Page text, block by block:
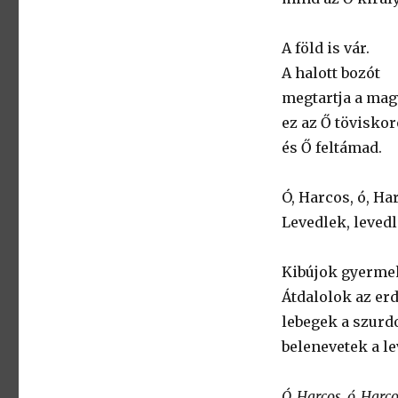
A föld is vár.
A halott bozót
megtartja a
ez az Ő
és Ő feltámad.
Ó, Harcos, ó,
Levedlek,
Kibújok
Átdalolok az
lebegek a
belenevetek a